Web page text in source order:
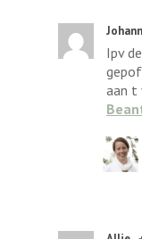
Ipv
aan t